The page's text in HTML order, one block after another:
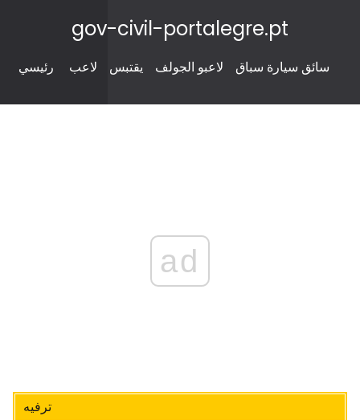
gov-civil-portalegre.pt
رئيسي لاعب يقتبس لاعبو الجولف سائق سيارة سباق
ad
ترفيه